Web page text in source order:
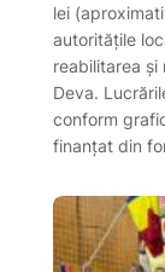
lei
autoritățile
reabilitarea și
Deva.
conform
finanțat din